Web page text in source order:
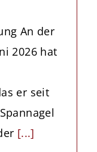
An der
2026 hat
er seit
[...]